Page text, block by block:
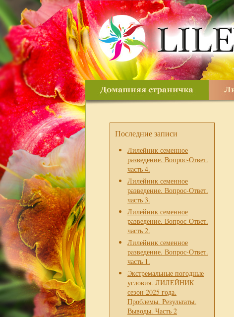
Последние записи
Лилейник семенное
разведение. Вопрос-Ответ.
часть 4.
Лилейник семенное
разведение. Вопрос-Ответ.
часть 3.
Лилейник семенное
разведение. Вопрос-Ответ.
часть 2.
Лилейник семенное
разведение. Вопрос-Ответ.
часть 1.
Экстремальные погодные
условия. ЛИЛЕЙНИК
сезон 2025 года.
Проблемы. Результаты.
Выводы. Часть 2